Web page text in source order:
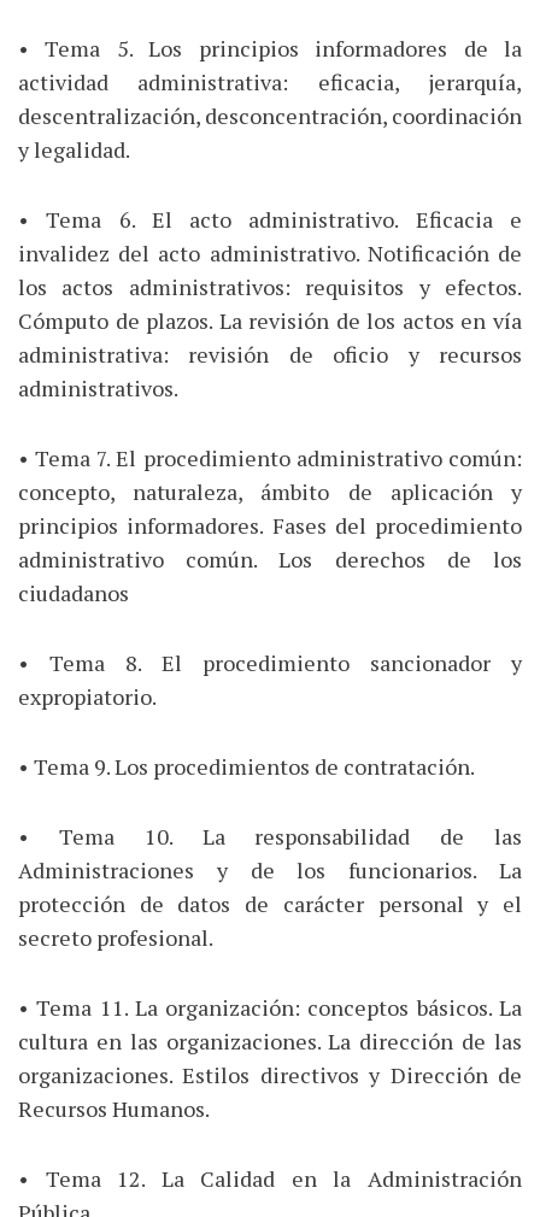
• Tema 5. Los principios informadores de la
actividad administrativa: eficacia, jerarquía,
descentralización, desconcentración, coordinación
y legalidad.
• Tema 6. El acto administrativo. Eficacia e
invalidez del acto administrativo. Notificación de
los actos administrativos: requisitos y efectos.
Cómputo de plazos. La revisión de los actos en vía
administrativa: revisión de oficio y recursos
administrativos.
• Tema 7. El procedimiento administrativo común:
concepto, naturaleza, ámbito de aplicación y
principios informadores. Fases del procedimiento
administrativo común. Los derechos de los
ciudadanos
• Tema 8. El procedimiento sancionador y
expropiatorio.
• Tema 9. Los procedimientos de contratación.
• Tema 10. La responsabilidad de las
Administraciones y de los funcionarios. La
protección de datos de carácter personal y el
secreto profesional.
• Tema 11. La organización: conceptos básicos. La
cultura en las organizaciones. La dirección de las
organizaciones. Estilos directivos y Dirección de
Recursos Humanos.
• Tema 12. La Calidad en la Administración